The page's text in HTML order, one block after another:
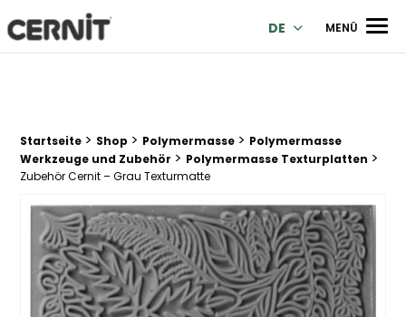
Cernit Une qualité haut de gamme pour des créations
DE MENÜ
Breadcrumb Trail:
Startseite > Shop > Polymermasse > Polymermasse
Werkzeuge und Zubehör > Polymermasse Texturplatten >
Zubehör Cernit – Grau Texturmatte